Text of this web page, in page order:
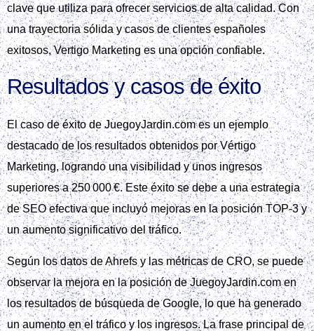
clave que utiliza para ofrecer servicios de alta calidad. Con
una trayectoria sólida y casos de clientes españoles
exitosos, Vertigo Marketing es una opción confiable.
Resultados y casos de éxito
El caso de éxito de JuegoyJardin.com es un ejemplo
destacado de los resultados obtenidos por Vértigo
Marketing, logrando una visibilidad y unos ingresos
superiores a 250 000 €. Este éxito se debe a una estrategia
de SEO efectiva que incluyó mejoras en la posición TOP-3 y
un aumento significativo del tráfico.
Según los datos de Ahrefs y las métricas de CRO, se puede
observar la mejora en la posición de JuegoyJardin.com en
los resultados de búsqueda de Google, lo que ha generado
un aumento en el tráfico y los ingresos. La frase principal de